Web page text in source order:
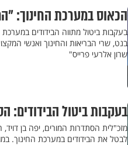
הכאוס במערכת החינוך:
בעקבות ביטול מתווה הבידודים
בנט, שרי הבריאות והחינוך ואנשי
שרון אלרעי פרייס"
בעקבות ביטול הבידודים:
מזכ"לית הסתדרות המורים, יפה בן
לבטל את הבידודים במערכת החינוך.